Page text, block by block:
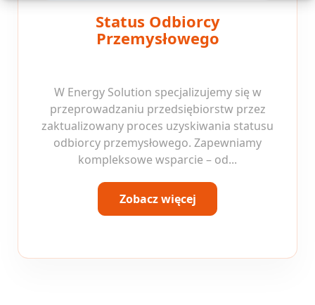
Status Odbiorcy
Przemysłowego
W Energy Solution specjalizujemy się w
przeprowadzaniu przedsiębiorstw przez
zaktualizowany proces uzyskiwania statusu
odbiorcy przemysłowego. Zapewniamy
kompleksowe wsparcie – od...
Zobacz więcej